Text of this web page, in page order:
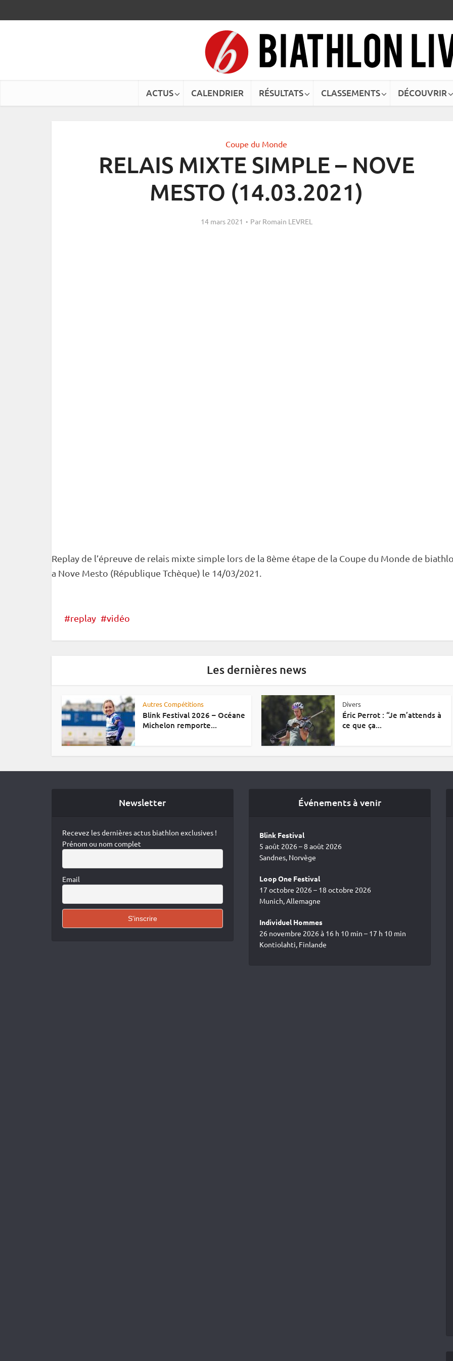
ACTUS CALENDRIER RÉSULTATS CLASSEMENTS DÉCOUVRIR
Coupe du Monde
RELAIS MIXTE SIMPLE – NOVE
MESTO (14.03.2021)
14 mars 2021 Par Romain LEVREL
Replay de l’épreuve de relais mixte simple lors de la 8ème étape de la Coupe du Monde de
a Nove Mesto (République Tchèque) le 14/03/2021.
replay vidéo
Les dernières news
Autres Compétitions
Blink Festival 2026 – Océane
Michelon remporte...
Divers
Éric Perrot : “Je m’attends à
ce que ça...
Newsletter
Recevez les dernières actus biathlon exclusives !
Prénom ou nom complet
Email
Événements à venir
Blink Festival
5 août 2026 – 8 août 2026
Sandnes, Norvège
Loop One Festival
17 octobre 2026 – 18 octobre 2026
Munich, Allemagne
Individuel Hommes
26 novembre 2026 à 16 h 10 min – 17 h 10 min
Kontiolahti, Finlande